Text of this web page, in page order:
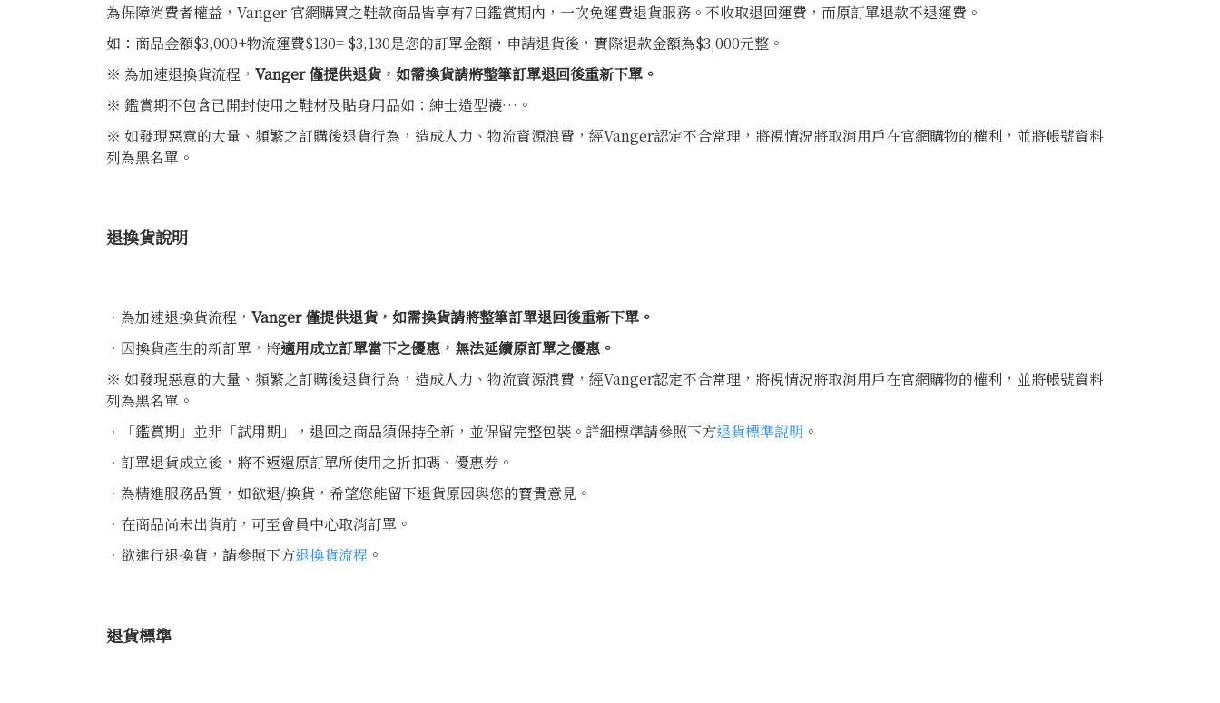
為保障消費者權益，Vanger 官網購買之鞋款商品皆享有7日鑑賞期內，一次免運費退貨服務。不收取退回運費，而原訂單退款不退運費。
如：商品金額$3,000+物流運費$130= $3,130是您的訂單金額，申請退貨後，實際退款金額為$3,000元整。
※ 為加速退換貨流程， Vanger 僅提供退貨，如需換貨請將整筆訂單退回後重新下單。
※ 鑑賞期不包含已開封使用之鞋材及貼身用品如：紳士造型襪…。
※ 如發現惡意的大量、頻繁之訂購後退貨行為，造成人力、物流資源浪費，經Vanger認定不合常理，將視情況將取消用戶在官網購物的權利，並將帳號資料
列為黑名單。
退換貨說明
．為加速退換貨流程， Vanger 僅提供退貨，如需換貨請將整筆訂單退回後重新下單。
．因換貨產生的新訂單，將適用成立訂單當下之優惠，無法延續原訂單之優惠。
※ 如發現惡意的大量、頻繁之訂購後退貨行為，造成人力、物流資源浪費，經Vanger認定不合常理，將視情況將取消用戶在官網購物的權利，並將帳號資料
列為黑名單。
．「鑑賞期」並非「試用期」，退回之商品須保持全新，並保留完整包裝。詳細標準請參照下方退貨標準說明 。
．訂單退貨成立後，將不返還原訂單所使用之折扣碼、優惠券。
．為精進服務品質，如欲退/換貨，希望您能留下退貨原因與您的寶貴意見。
．在商品尚未出貨前，可至會員中心取消訂單。
．欲進行退換貨，請參照下方退換貨流程 。
退貨標準